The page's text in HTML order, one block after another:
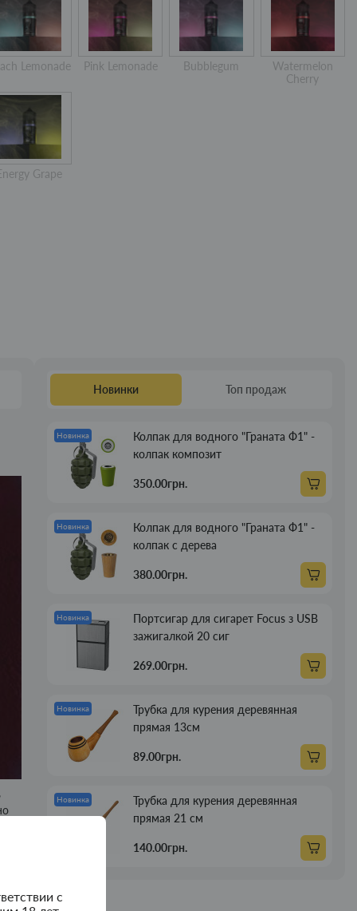
с
Lemonade Pink Lemonade Bubblegum
Watermelon
Cherry
Grape
и
Новинки Топ продаж
Новинка
Колпак для водного "Граната Ф1" -
колпак композит
350.00грн.
Новинка
Колпак для водного "Граната Ф1" -
колпак с дерева
380.00грн.
Новинка
Портсигар для сигарет Focus з USB
зажигалкой 20 сиг
269.00грн.
Новинка
Трубка для курения деревянная
прямая 13см
89.00грн.
Новинка
Трубка для курения деревянная
прямая 21 см
140.00грн.